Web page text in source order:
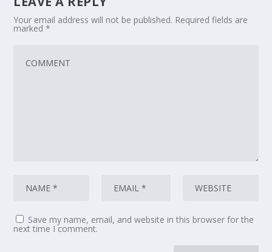
Your email address will not be published. Required fields are
marked*
Save my name, email, and website in this browser for the
next time I comment.